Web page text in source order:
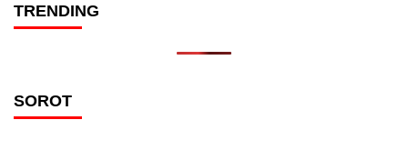
TRENDING
SOROT